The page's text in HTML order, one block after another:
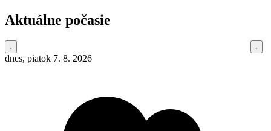
Aktuálne počasie
dnes, piatok 7. 8. 2026